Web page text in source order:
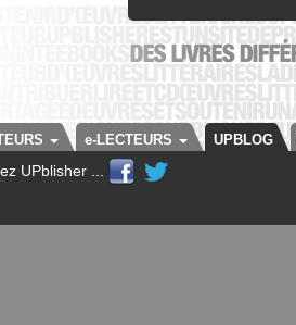
e-LECTEURS UPBLOG
UPblisher ...